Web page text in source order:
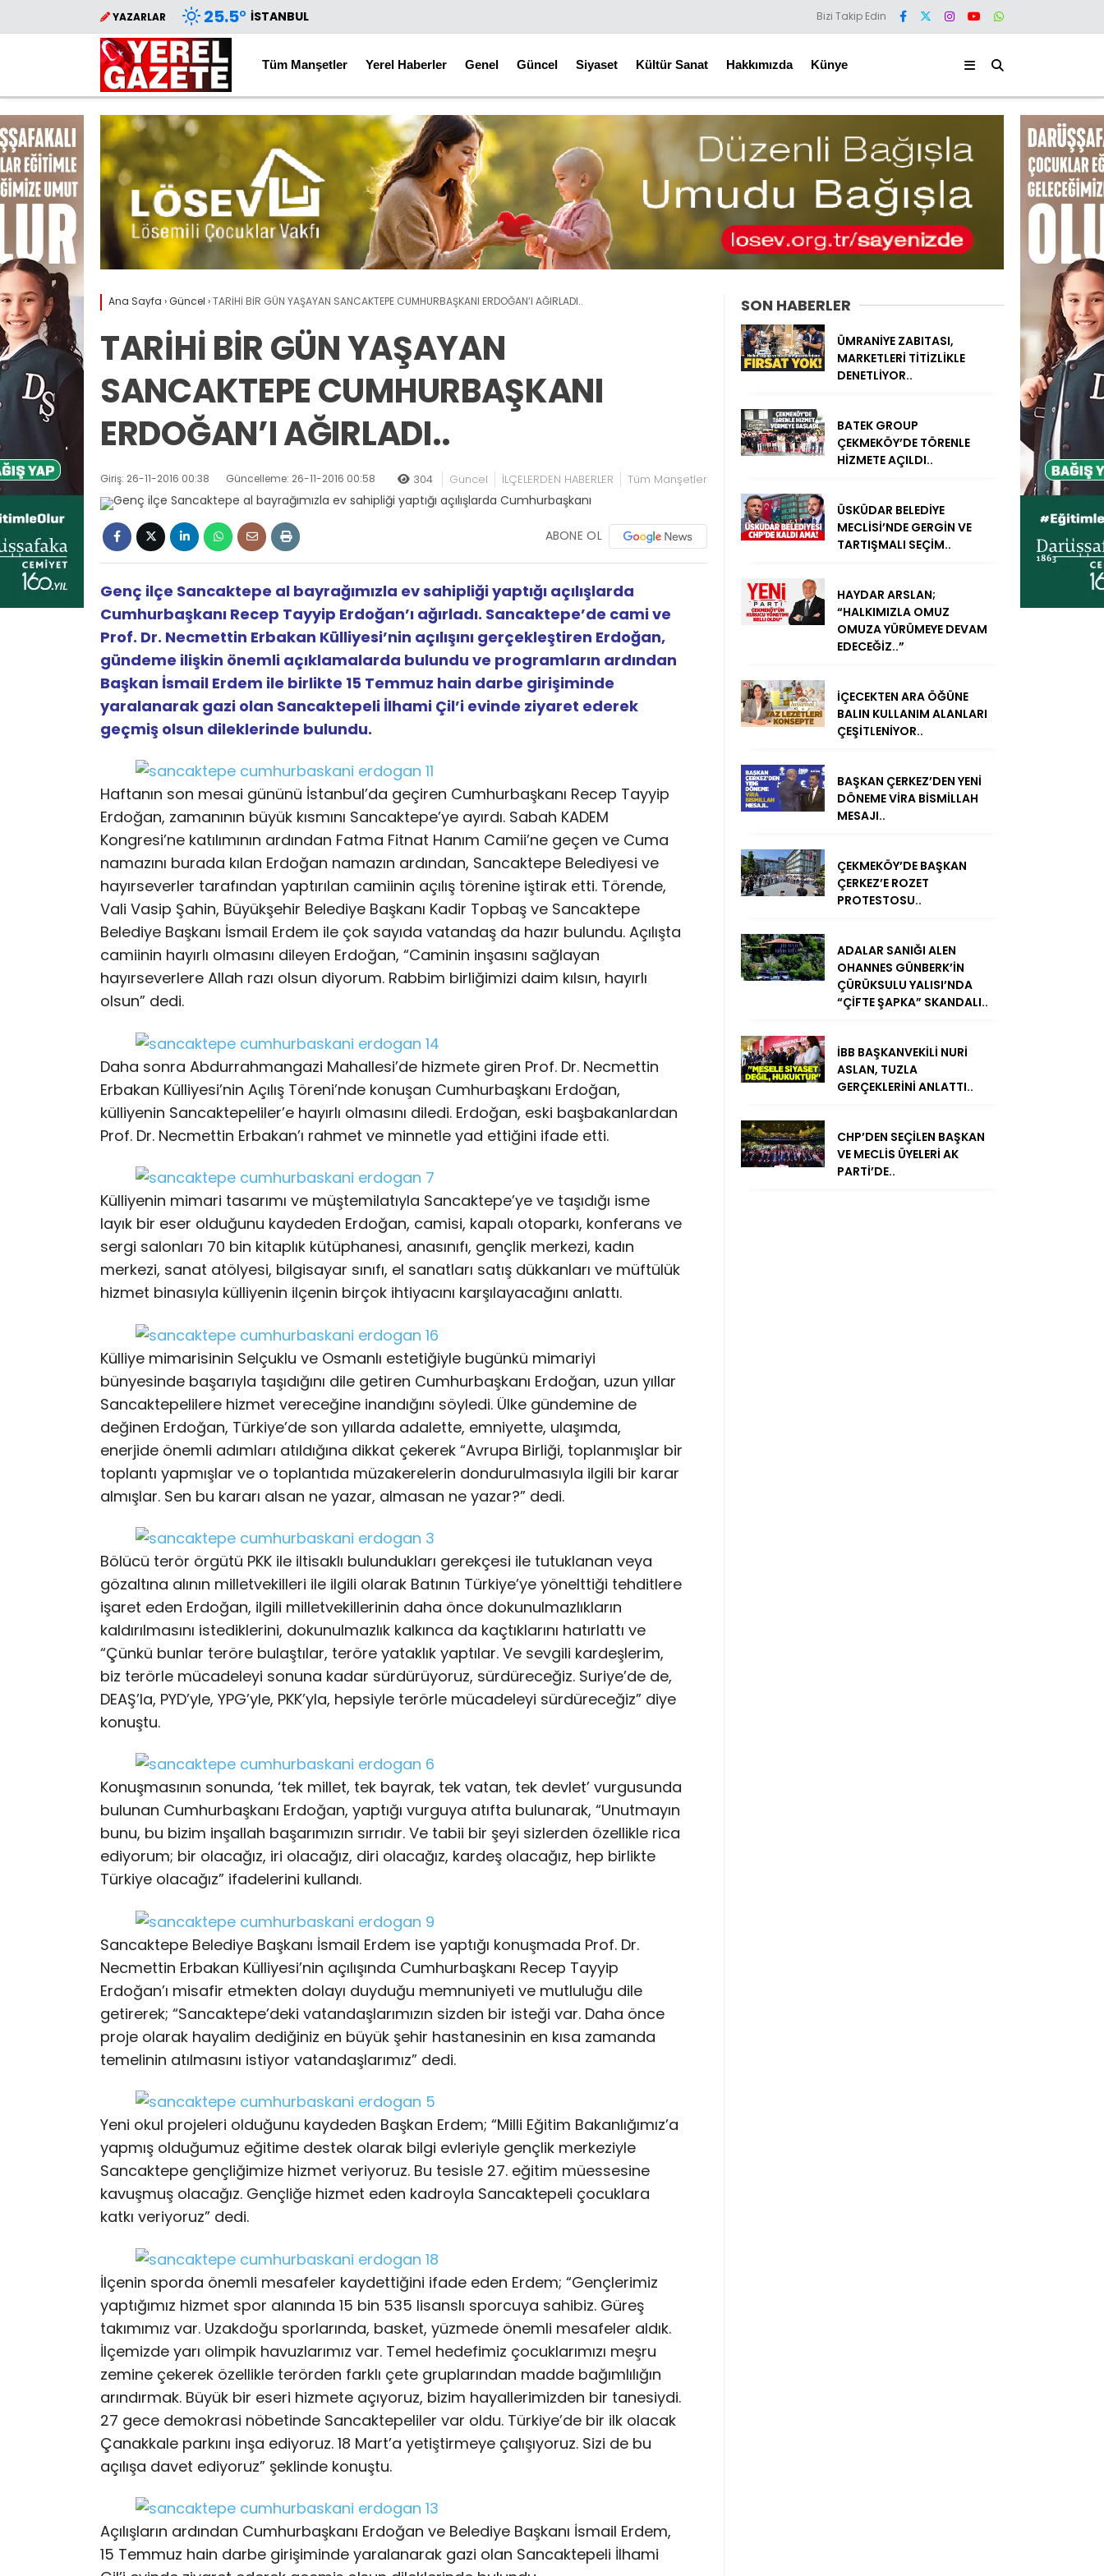
YAZARLAR 25.5° İSTANBUL Bizi Takip Edin
Tüm Manşetler Yerel Haberler Genel Güncel Siyaset Kültür Sanat Hakkımızda Künye
Ana Sayfa ›Güncel ›TARİHİ BİR GÜN YAŞAYAN SANCAKTEPE CUMHURBAŞKANI ERDOĞAN’I AĞIRLADI..
TARİHİ BİR GÜN YAŞAYAN
SANCAKTEPE CUMHURBAŞKANI
ERDOĞAN’I AĞIRLADI..
Giriş: 26-11-2016 00:38 Güncelleme: 26-11-2016 00:58 304 Güncel İLÇELERDEN HABERLER Tüm Manşetler
ABONE OL
Genç ilçe Sancaktepe al bayrağımızla ev sahipliği yaptığı açılışlarda
Cumhurbaşkanı Recep Tayyip Erdoğan’ı ağırladı. Sancaktepe’de cami ve
Prof. Dr. Necmettin Erbakan Külliyesi’nin açılışını gerçekleştiren Erdoğan,
gündeme ilişkin önemli açıklamalarda bulundu ve programların ardından
Başkan İsmail Erdem ile birlikte 15 Temmuz hain darbe girişiminde
yaralanarak gazi olan Sancaktepeli İlhami Çil’i evinde ziyaret ederek
geçmiş olsun dileklerinde bulundu.
Haftanın son mesai gününü İstanbul’da geçiren Cumhurbaşkanı Recep Tayyip
Erdoğan, zamanının büyük kısmını Sancaktepe’ye ayırdı. Sabah KADEM
Kongresi’ne katılımının ardından Fatma Fitnat Hanım Camii’ne geçen ve Cuma
namazını burada kılan Erdoğan namazın ardından, Sancaktepe Belediyesi ve
hayırseverler tarafından yaptırılan camiinin açılış törenine iştirak etti. Törende,
Vali Vasip Şahin, Büyükşehir Belediye Başkanı Kadir Topbaş ve Sancaktepe
Belediye Başkanı İsmail Erdem ile çok sayıda vatandaş da hazır bulundu. Açılışta
camiinin hayırlı olmasını dileyen Erdoğan, “Caminin inşasını sağlayan
hayırseverlere Allah razı olsun diyorum. Rabbim birliğimizi daim kılsın, hayırlı
olsun” dedi.
Daha sonra Abdurrahmangazi Mahallesi’de hizmete giren Prof. Dr. Necmettin
Erbakan Külliyesi’nin Açılış Töreni’nde konuşan Cumhurbaşkanı Erdoğan,
külliyenin Sancaktepeliler’e hayırlı olmasını diledi. Erdoğan, eski başbakanlardan
Prof. Dr. Necmettin Erbakan’ı rahmet ve minnetle yad ettiğini ifade etti.
Külliyenin mimari tasarımı ve müştemilatıyla Sancaktepe’ye ve taşıdığı isme
layık bir eser olduğunu kaydeden Erdoğan, camisi, kapalı otoparkı, konferans ve
sergi salonları 70 bin kitaplık kütüphanesi, anasınıfı, gençlik merkezi, kadın
merkezi, sanat atölyesi, bilgisayar sınıfı, el sanatları satış dükkanları ve müftülük
hizmet binasıyla külliyenin ilçenin birçok ihtiyacını karşılayacağını anlattı.
Külliye mimarisinin Selçuklu ve Osmanlı estetiğiyle bugünkü mimariyi
bünyesinde başarıyla taşıdığını dile getiren Cumhurbaşkanı Erdoğan, uzun yıllar
Sancaktepelilere hizmet vereceğine inandığını söyledi. Ülke gündemine de
değinen Erdoğan, Türkiye’de son yıllarda adalette, emniyette, ulaşımda,
enerjide önemli adımları atıldığına dikkat çekerek “Avrupa Birliği, toplanmışlar bir
toplantı yapmışlar ve o toplantıda müzakerelerin dondurulmasıyla ilgili bir karar
almışlar. Sen bu kararı alsan ne yazar, almasan ne yazar?” dedi.
Bölücü terör örgütü PKK ile iltisaklı bulundukları gerekçesi ile tutuklanan veya
gözaltına alının milletvekilleri ile ilgili olarak Batının Türkiye’ye yönelttiği tehditlere
işaret eden Erdoğan, ilgili milletvekillerinin daha önce dokunulmazlıkların
kaldırılmasını istediklerini, dokunulmazlık kalkınca da kaçtıklarını hatırlattı ve
“Çünkü bunlar teröre bulaştılar, teröre yataklık yaptılar. Ve sevgili kardeşlerim,
biz terörle mücadeleyi sonuna kadar sürdürüyoruz, sürdüreceğiz. Suriye’de de,
DEAŞ’la, PYD’yle, YPG’yle, PKK’yla, hepsiyle terörle mücadeleyi sürdüreceğiz” diye
konuştu.
Konuşmasının sonunda, ‘tek millet, tek bayrak, tek vatan, tek devlet’ vurgusunda
bulunan Cumhurbaşkanı Erdoğan, yaptığı vurguya atıfta bulunarak, “Unutmayın
bunu, bu bizim inşallah başarımızın sırrıdır. Ve tabii bir şeyi sizlerden özellikle rica
ediyorum; bir olacağız, iri olacağız, diri olacağız, kardeş olacağız, hep birlikte
Türkiye olacağız” ifadelerini kullandı.
Sancaktepe Belediye Başkanı İsmail Erdem ise yaptığı konuşmada Prof. Dr.
Necmettin Erbakan Külliyesi’nin açılışında Cumhurbaşkanı Recep Tayyip
Erdoğan’ı misafir etmekten dolayı duyduğu memnuniyeti ve mutluluğu dile
getirerek; “Sancaktepe’deki vatandaşlarımızın sizden bir isteği var. Daha önce
proje olarak hayalim dediğiniz en büyük şehir hastanesinin en kısa zamanda
temelinin atılmasını istiyor vatandaşlarımız” dedi.
Yeni okul projeleri olduğunu kaydeden Başkan Erdem; “Milli Eğitim Bakanlığımız’a
yapmış olduğumuz eğitime destek olarak bilgi evleriyle gençlik merkeziyle
Sancaktepe gençliğimize hizmet veriyoruz. Bu tesisle 27. eğitim müessesine
kavuşmuş olacağız. Gençliğe hizmet eden kadroyla Sancaktepeli çocuklara
katkı veriyoruz” dedi.
İlçenin sporda önemli mesafeler kaydettiğini ifade eden Erdem; “Gençlerimiz
yaptığımız hizmet spor alanında 15 bin 535 lisanslı sporcuya sahibiz. Güreş
takımımız var. Uzakdoğu sporlarında, basket, yüzmede önemli mesafeler aldık.
İlçemizde yarı olimpik havuzlarımız var. Temel hedefimiz çocuklarımızı meşru
zemine çekerek özellikle terörden farklı çete gruplarından madde bağımlılığın
arındırmak. Büyük bir eseri hizmete açıyoruz, bizim hayallerimizden bir tanesiydi.
27 gece demokrasi nöbetinde Sancaktepeliler var oldu. Türkiye’de bir ilk olacak
Çanakkale parkını inşa ediyoruz. 18 Mart’a yetiştirmeye çalışıyoruz. Sizi de bu
açılışa davet ediyoruz” şeklinde konuştu.
Açılışların ardından Cumhurbaşkanı Erdoğan ve Belediye Başkanı İsmail Erdem,
15 Temmuz hain darbe girişiminde yaralanarak gazi olan Sancaktepeli İlhami
SON HABERLER
ÜMRANİYE ZABITASI,
MARKETLERİ TİTİZLİKLE
DENETLİYOR..
BATEK GROUP
ÇEKMEKÖY’DE TÖRENLE
HİZMETE AÇILDI..
ÜSKÜDAR BELEDİYE
MECLİSİ’NDE GERGİN VE
TARTIŞMALI SEÇİM..
HAYDAR ARSLAN;
“HALKIMIZLA OMUZ
OMUZA YÜRÜMEYE DEVAM
EDECEĞİZ..”
İÇECEKTEN ARA ÖĞÜNE
BALIN KULLANIM ALANLARI
ÇEŞİTLENİYOR..
BAŞKAN ÇERKEZ’DEN YENİ
DÖNEME VİRA BİSMİLLAH
MESAJI..
ÇEKMEKÖY’DE BAŞKAN
ÇERKEZ’E ROZET
PROTESTOSU..
ADALAR SANIĞI ALEN
OHANNES GÜNBERK’İN
ÇÜRÜKSULU YALISI’NDA
“ÇİFTE ŞAPKA” SKANDALI..
İBB BAŞKANVEKİLİ NURİ
ASLAN, TUZLA
GERÇEKLERİNİ ANLATTI..
CHP’DEN SEÇİLEN BAŞKAN
VE MECLİS ÜYELERİ AK
PARTİ’DE..